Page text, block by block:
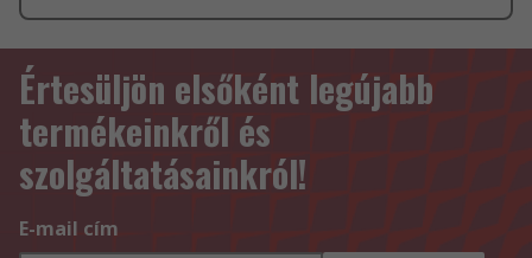
Értesüljön elsőként legújabb
termékeinkről és
szolgáltatásainkról!
E-mail cím